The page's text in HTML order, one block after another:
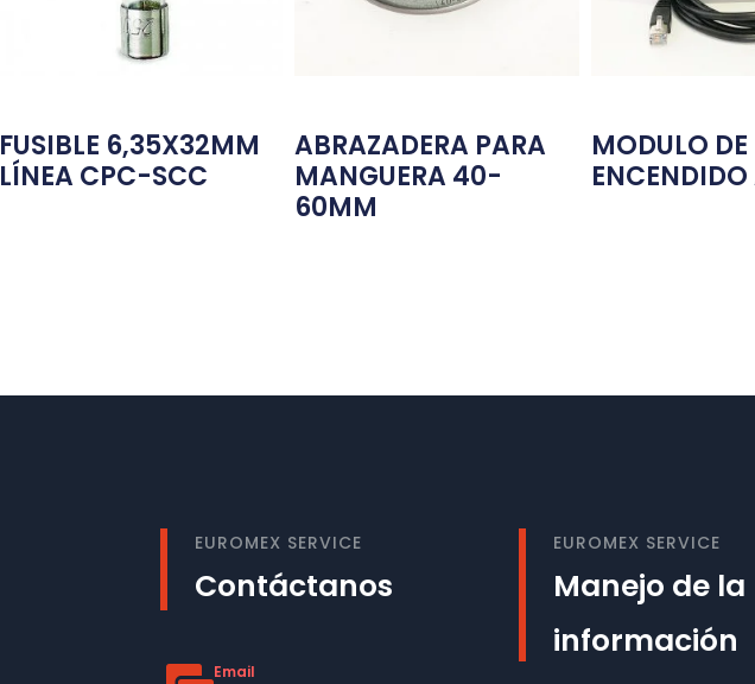
FUSIBLE 6,35X32MM
LÍNEA CPC-SCC
ABRAZADERA PARA
MANGUERA 40-
60MM
MODULO DE
EUROMEX SERVICE
Contáctanos
Email
EUROMEX SERVICE
Manejo de la
información